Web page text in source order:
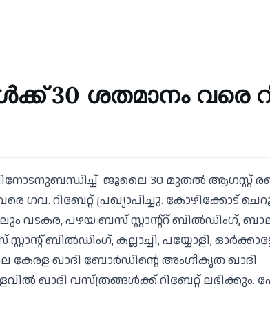
30 ശതമാനം വരെ
ജൂലൈ 30 മുതല്‍ ആഗസ്റ്റ്
ഗവ. റിബേറ്റ് പ്രഖ്യാപിച്ചു. കോഴിക്കോട്
വടകര, പഴയ ബസ് സ്റ്റാന്റ്‌റ് ബില്‍ഡിംഗ്,
ബില്‍ഡിംഗ്, കല്ലാച്ചി, പയ്യോളി,
കേരള ഖാദി ബോര്‍ഡിന്റെ അംഗീകൃത ഖാദി
ഖാദി വസ്ത്രങ്ങള്‍ക്ക് റിബേറ്റ് ലഭിക്കും.